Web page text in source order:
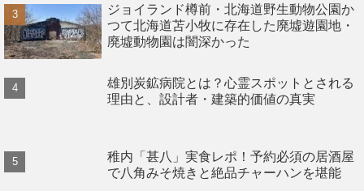
ジョイランド樽前・北海道野生動物公園か
つて北海道苫小牧に存在した廃墟遊園地・
廃墟動物園は闇深かった
雄別炭鉱病院とは？心霊スポットとされる
理由と、設計者・建築的価値の真実
稚内「甚八」実食レポ！予約必須の居酒屋
で八角みそ焼きと絶品チャーハンを堪能